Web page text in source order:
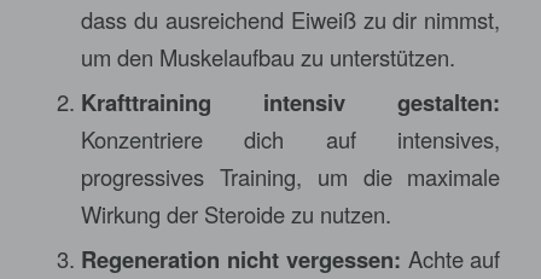
dass du ausreichend Eiweiß zu dir nimmst,
um den Muskelaufbau zu unterstützen.
Krafttraining intensiv gestalten:
Konzentriere dich auf intensives,
progressives Training, um die maximale
Wirkung der Steroide zu nutzen.
Regeneration nicht vergessen: Achte auf